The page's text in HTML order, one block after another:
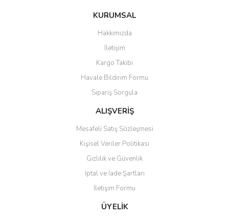
Bu ürüne ilk yorumu siz yapın!
Yorum Yaz
Ürün resmi kalitesiz, bozuk veya görüntülenemiyor.
Ürün açıklamasında eksik bilgiler bulunuyor.
Ürün bilgilerinde hatalar bulunuyor.
Ürün fiyatı diğer sitelerden daha pahalı.
Bu ürüne benzer farklı alternatifler olmalı.
Gönder
KURUMSAL
Hakkımızda
İletişim
Kargo Takibi
Havale Bildirim Formu
Sipariş Sorgula
ALIŞVERİŞ
Mesafeli Satış Sözleşmesi
Kişisel Veriler Politikası
Gizlilik ve Güvenlik
İptal ve İade Şartları
İletişim Formu
ÜYELİK